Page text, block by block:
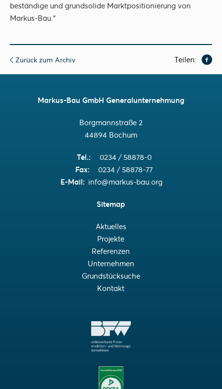
beständige und grundsolide Marktpositionierung von
Markus-Bau.“
Zurück zum Archiv Teilen:
Markus-Bau GmbH Generalunternehmung
Borgmannstraße 2
44894 Bochum
Tel.
0234 / 58878-0
Fax
0234 / 58878-77
E-Mail
info@markus-bau.org
Sitemap
Aktuelles
Projekte
Referenzen
Unternehmen
Grundstücksuche
Kontakt